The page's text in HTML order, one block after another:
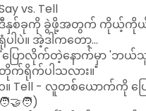
vs. Tell
နှစ်ခုကို ခွဲဖို့အတွက် ကိုယ့်ကိုယ်
ပါပဲ။ အဲ့ဒါကတော့...
ပြောလိုက်တဲ့နောက်မှာ '
က်ရိုက်ပါသလား။"
။ Tell - လူတစ်ယောက်ကို ပြေ